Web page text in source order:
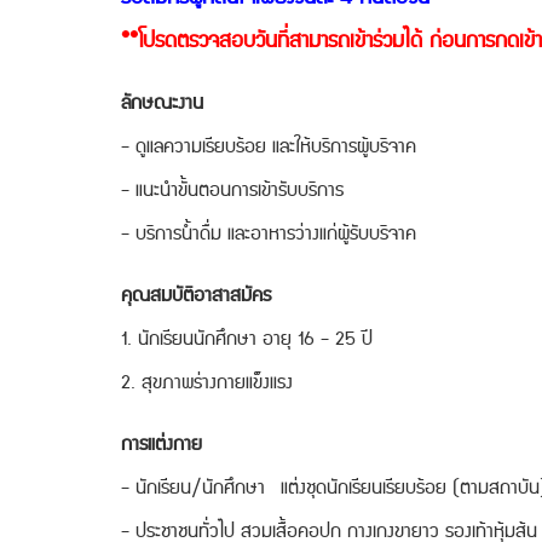
**โปรดตรวจสอบวันที่สามารถเข้าร่วมได้ ก่อนการกดเข้
ลักษณะงาน
- ดูแลความเรียบร้อย และให้บริการผู้บริจาค
- แนะนำขั้นตอนการเข้ารับบริการ
- บริการน้ำดื่ม และอาหารว่างแก่ผู้รับบริจาค
คุณสมบัติอาสาสมัคร
1. นักเรียนนักศึกษา อายุ 16 - 25 ปี
2. สุขภาพร่างกายแข็งแรง
การแต่งกาย
- นักเรียน/นักศึกษา แต่งชุดนักเรียนเรียบร้อย (ตามสถาบั
- ประชาชนทั่วไป สวมเสื้อคอปก กางเกงขายาว รองเท้าหุ้มส้น